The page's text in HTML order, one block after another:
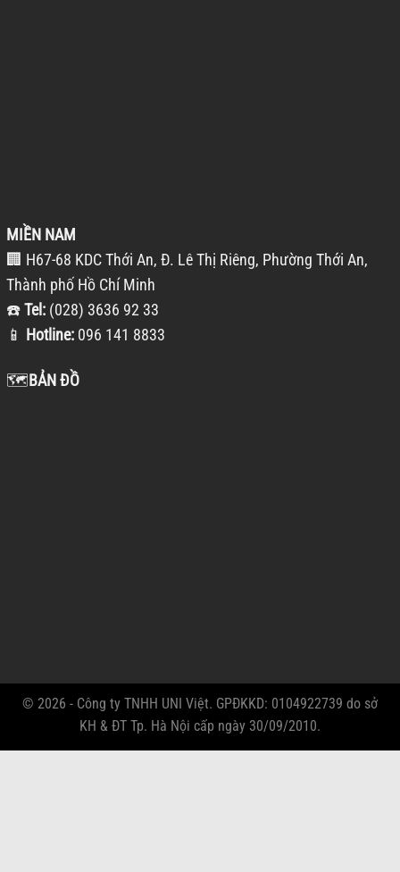
MIỀN NAM
🏢 H67-68 KDC Thới An, Đ. Lê Thị Riêng, Phường Thới An,
Thành phố Hồ Chí Minh
☎️Tel: (028) 3636 92 33
📱 Hotline: 096 141 8833
🗺️BẢN ĐỒ
© 2026 - Công ty TNHH UNI Việt. GPĐKKD: 0104922739 do sở
KH & ĐT Tp. Hà Nội cấp ngày 30/09/2010.